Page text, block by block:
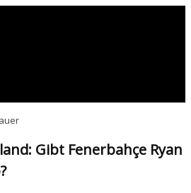
Gibt Fenerbahçe Ryan